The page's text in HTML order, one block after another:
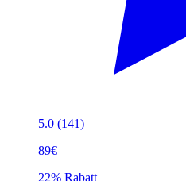
5.0 (141)
89€
22% Rabatt